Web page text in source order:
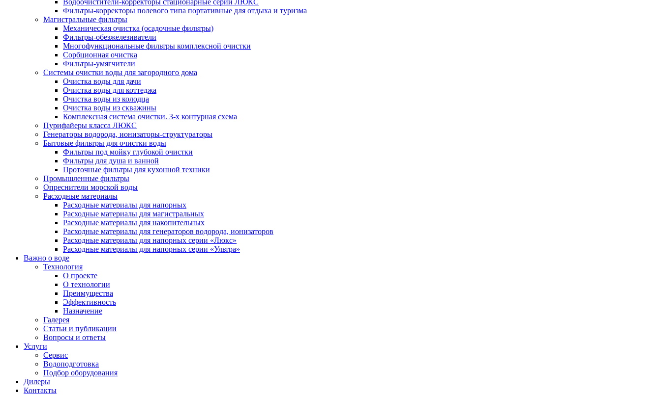
Водоочистители-корректоры стационарные серии ЛЮКС
Фильтры-корректоры полевого типа портативные для отдыха и туризма
Магистральные фильтры
Механическая очистка (осадочные фильтры)
Фильтры-обезжелезиватели
Многофункциональные фильтры комплексной очистки
Сорбционная очистка
Фильтры-умягчители
Системы очистки воды для загородного дома
Очистка воды для дачи
Очистка воды для коттеджа
Очистка воды из колодца
Очистка воды из скважины
Комплексная система очистки. 3-х контурная схема
Пурифайеры класса ЛЮКС
Генераторы водорода, ионизаторы-структураторы
Бытовые фильтры для очистки воды
Фильтры под мойку глубокой очистки
Фильтры для душа и ванной
Проточные фильтры для кухонной техники
Промышленные фильтры
Опреснители морской воды
Расходные материалы
Расходные материалы для напорных
Расходные материалы для магистральных
Расходные материалы для накопительных
Расходные материалы для генераторов водорода, ионизаторов
Расходные материалы для напорных серии «Люкс»
Расходные материалы для напорных серии «Ультра»
Важно о воде
Технология
О проекте
О технологии
Преимущества
Эффективность
Назначение
Галерея
Статьи и публикации
Вопросы и ответы
Услуги
Сервис
Водоподготовка
Подбор оборудования
Дилеры
Контакты